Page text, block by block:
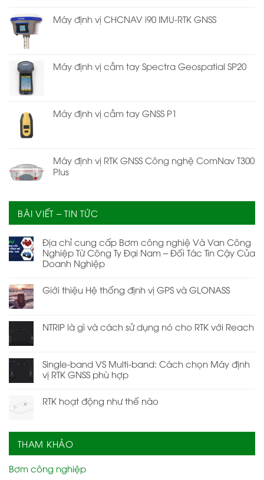
Máy định vị CHCNAV i90 IMU-RTK GNSS
Máy định vị cầm tay Spectra Geospatial SP20
Máy định vị cầm tay GNSS P1
Máy định vị RTK GNSS Công nghệ ComNav T300
Plus
BÀI VIẾT – TIN TỨC
Địa chỉ cung cấp Bơm công nghiệ Và Van Công
Nghiệp Từ Công Ty Đại Nam – Đối Tác Tin Cậy Của
Doanh Nghiệp
Giới thiệu Hệ thống định vị GPS và GLONASS
NTRIP là gì và cách sử dụng nó cho RTK với Reach
Single-band VS Multi-band: Cách chọn Máy định
vị RTK GNSS phù hợp
RTK hoạt động như thế nào
THAM KHẢO
Bơm công nghiệp